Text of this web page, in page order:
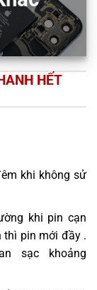
HẾT
khi không sử
khi pin cạn
thì pin mới đầy .
sạc khoảng